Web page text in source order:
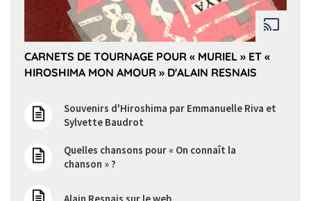
CARNETS DE TOURNAGE POUR « MURIEL » ET «
HIROSHIMA MON AMOUR » D'ALAIN RESNAIS
Souvenirs d'Hiroshima par Emmanuelle Riva et
Sylvette Baudrot
Quelles chansons pour « On connaît la
chanson » ?